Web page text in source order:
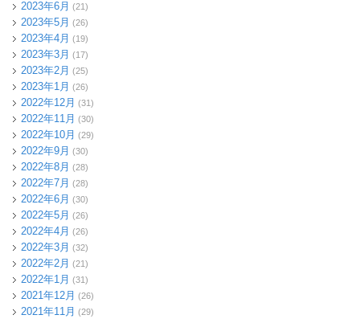
2023年6月 (21)
2023年5月 (26)
2023年4月 (19)
2023年3月 (17)
2023年2月 (25)
2023年1月 (26)
2022年12月 (31)
2022年11月 (30)
2022年10月 (29)
2022年9月 (30)
2022年8月 (28)
2022年7月 (28)
2022年6月 (30)
2022年5月 (26)
2022年4月 (26)
2022年3月 (32)
2022年2月 (21)
2022年1月 (31)
2021年12月 (26)
2021年11月 (29)